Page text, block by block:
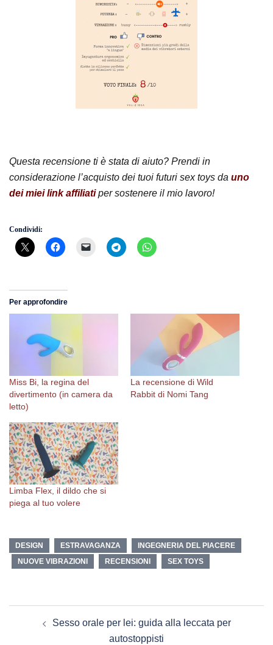
Questa recensione ti è stata di aiuto? Prendi in
considerazione l’acquisto dei tuoi futuri sex toys da uno
dei miei link affiliatiper sostenere il mio lavoro!
Condividi:
Per approfondire
Miss Bi, la regina del
divertimento (in camera da
letto)
La recensione di Wild
Rabbit di Nomi Tang
Limba Flex, il dildo che si
piega al tuo volere
DESIGN ESTRAVAGANZA
INGEGNERIA DEL PIACERE
NUOVE VIBRAZIONI
RECENSIONI SEX TOYS
articoloSesso orale per lei: guida alla leccata per
autostoppisti